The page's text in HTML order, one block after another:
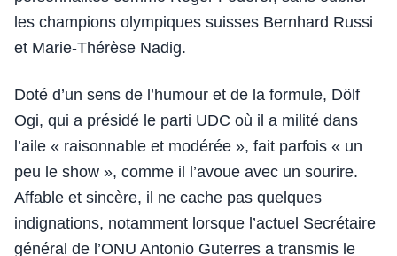
les champions olympiques suisses Bernhard Russi
et Marie-Thérèse Nadig.
Doté d’un sens de l’humour et de la formule, Dölf
Ogi, qui a présidé le parti UDC où il a milité dans
l’aile « raisonnable et modérée », fait parfois « un
peu le show », comme il l’avoue avec un sourire.
Affable et sincère, il ne cache pas quelques
indignations, notamment lorsque l’actuel Secrétaire
général de l’ONU Antonio Guterres a transmis le